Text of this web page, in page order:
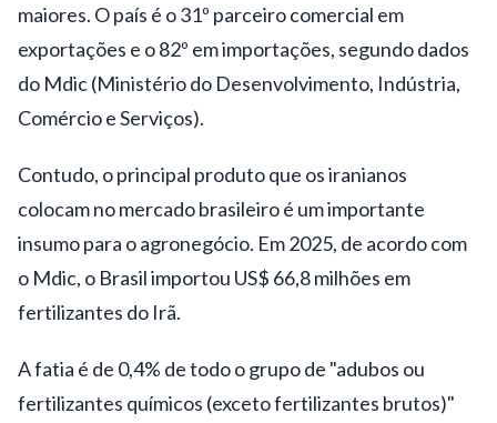
maiores. O país é o 31º parceiro comercial em
exportações e o 82º em importações, segundo dados
do Mdic (Ministério do Desenvolvimento, Indústria,
Comércio e Serviços).
Contudo, o principal produto que os iranianos
colocam no mercado brasileiro é um importante
insumo para o agronegócio. Em 2025, de acordo com
o Mdic, o Brasil importou US$ 66,8 milhões em
fertilizantes do Irã.
A fatia é de 0,4% de todo o grupo de "adubos ou
fertilizantes químicos (exceto fertilizantes brutos)"